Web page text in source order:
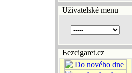
Uživatelské menu
Bezcigaret.cz